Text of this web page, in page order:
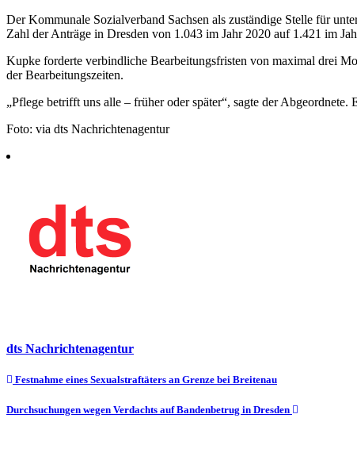
Der Kommunale Sozialverband Sachsen als zuständige Stelle für
Zahl der Anträge in Dresden von 1.043 im Jahr 2020 auf 1.421 im
Kupke forderte verbindliche Bearbeitungsfristen von maximal drei
der Bearbeitungszeiten.
„Pflege betrifft uns alle – früher oder später“, sagte der
Foto: via dts Nachrichtenagentur
dts Nachrichtenagentur
Beitragsnavigation
Festnahme eines Sexualstraftäters an Grenze bei Breitenau
Durchsuchungen wegen Verdachts auf Bandenbetrug in Dresden